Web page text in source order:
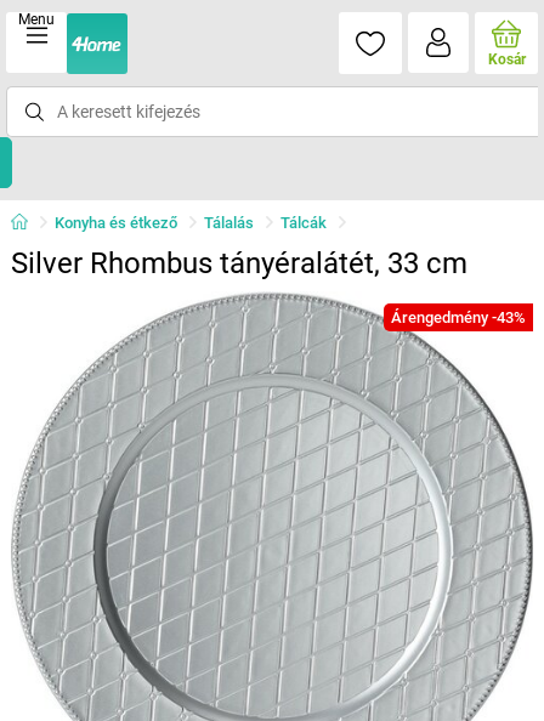
Menu
Kosár
Konyha és étkező Tálalás Tálcák
Silver Rhombus tányéralátét, 33 cm
Árengedmény -43%